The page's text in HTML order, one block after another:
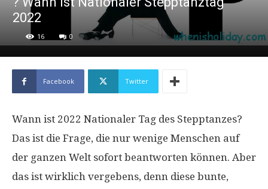
2022
16 0
Facebook Twitter
Wann ist 2022 Nationaler Tag des Stepptanzes?
Das ist die Frage, die nur wenige Menschen auf
der ganzen Welt sofort beantworten können. Aber
das ist wirklich vergebens, denn diese bunte,